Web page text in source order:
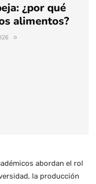
¿por qué
alimentos?
abordan el rol
la producción